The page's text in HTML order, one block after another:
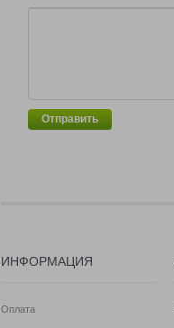
Отправить
ИНФОРМАЦИЯ
Оплата